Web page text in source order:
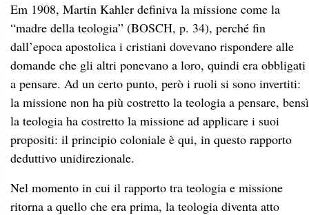
Em 1908, Martin Kahler definiva la missione come la
“madre della teologia” (BOSCH, p. 34), perché fin
dall’epoca apostolica i cristiani dovevano rispondere alle
domande che gli altri ponevano a loro, quindi era obbligati
a pensare. Ad un certo punto, però i ruoli si sono invertiti:
la missione non ha più costretto la teologia a pensare, bensì
la teologia ha costretto la missione ad applicare i suoi
propositi: il principio coloniale è qui, in questo rapporto
deduttivo unidirezionale.
Nel momento in cui il rapporto tra teologia e missione
ritorna a quello che era prima, la teologia diventa atto